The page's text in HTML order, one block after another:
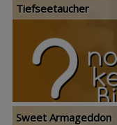
Tiefseetaucher
Sweet Armageddon